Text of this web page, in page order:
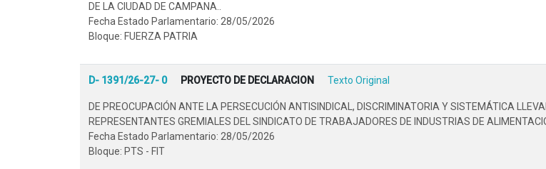
DE LA CIUDAD DE CAMPANA..
Fecha Estado Parlamentario: 28/05/2026
Bloque: FUERZA PATRIA
D- 1391/26-27- 0 PROYECTO DE DECLARACION Texto Original
DE PREOCUPACIÓN ANTE LA PERSECUCIÓN ANTISINDICAL, DISCRIMINATORIA Y SISTEMÁTICA
REPRESENTANTES GREMIALES DEL SINDICATO DE TRABAJADORES DE INDUSTRIAS DE
Fecha Estado Parlamentario: 28/05/2026
Bloque: PTS - FIT